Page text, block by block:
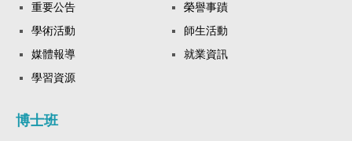
重要公告
榮譽事蹟
學術活動
師生活動
媒體報導
就業資訊
學習資源
博士班